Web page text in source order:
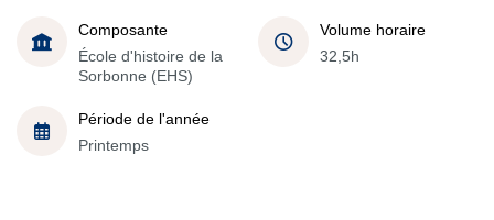
Composante
École d'histoire de la
Sorbonne (EHS)
Volume horaire
32,5h
Période de l'année
Printemps